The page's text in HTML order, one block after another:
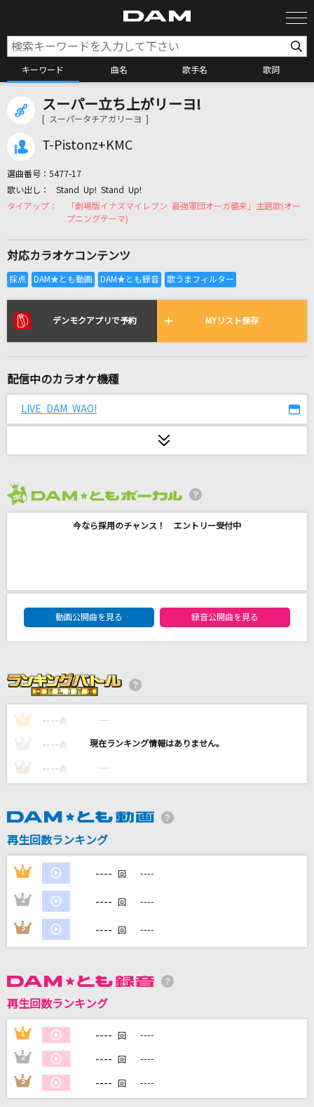
キーワード 曲名 歌手名 歌詞
カラオケ検索
カラオケリクエスト
全国りれき
リアルタイムで歌われている曲の一覧
サクラウサギ
ミスカサズ
サウダージ
声
針原翼(はりーP) feat.初音ミク
[生音]夢花火
会いたくて 会いたくて
地球最後の告白を
[生音]I LOVE YOU
尾崎豊
Summering
じん
大川栄策
カラオケ最新情報をチェック！
DAMに会員登録・ログインして
カラオケをもっと楽しもう！
家族や友達と一緒に！練習にも！
スーパー立ち上がリーヨ!
[ スーパータチアガリーヨ ]
T-Pistonz+KMC
選曲番号： 5477-17
Stand Up! Stand Up!
「劇場版イナズマイレブン 最強軍団オーガ襲来」主題歌(オー
プニングテーマ)
対応カラオケコンテンツ
デンモクアプリで予約 MYリスト保存
配信中のカラオケ機種
LIVE DAM WAO!
今なら採用のチャンス！ エントリー受付中
DAM★ともボーカルエントリーランキング
動画公開曲を見る
録音公開曲を見る
1 ---- 点 ----
---- 点 ----
3 ---- 点 ----
再生回数ランキング
1 ---- 回 ----
2 ---- 回 ----
3 ---- 回 ----
再生回数ランキング
1 ---- 回 ----
2 ---- 回 ----
3 ---- 回 ----